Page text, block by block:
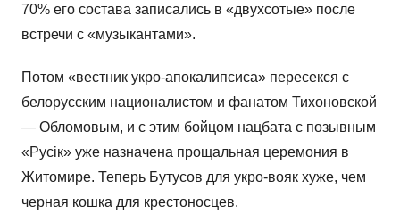
70% его состава записались в «двухсотые» после
встречи с «музыкантами».
Потом «вестник укро-апокалипсиса» пересекся с
белорусским националистом и фанатом Тихоновской
— Обломовым, и с этим бойцом нацбата с позывным
«Русiк» уже назначена прощальная церемония в
Житомире. Теперь Бутусов для укро-вояк хуже, чем
черная кошка для крестоносцев.